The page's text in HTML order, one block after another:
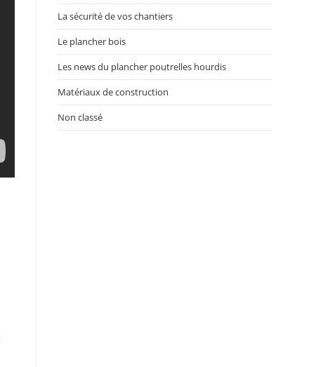
La sécurité de vos chantiers
Le plancher bois
Les news du plancher poutrelles hourdis
Matériaux de construction
Non classé